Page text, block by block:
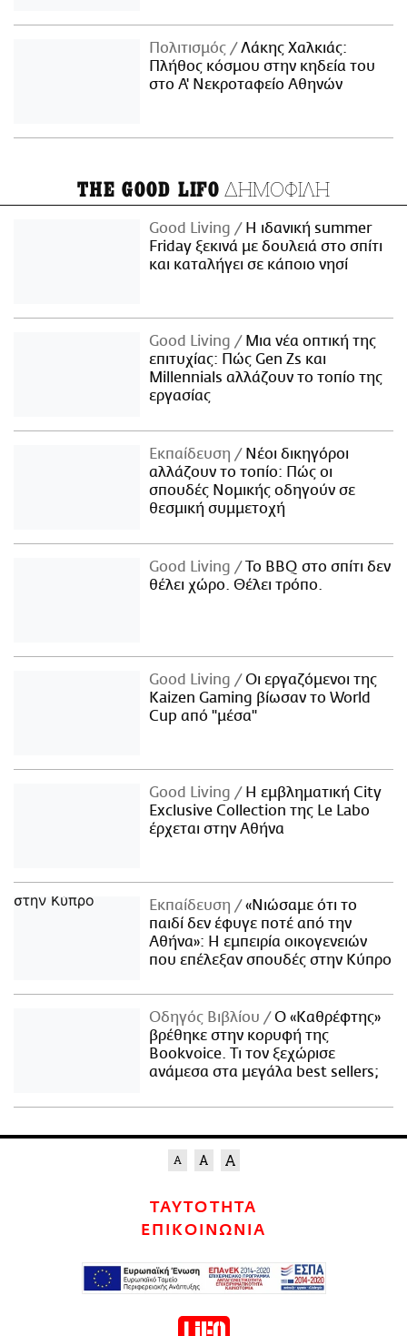
Πολιτισμός
Λάκης Χαλκιάς:
Πλήθος κόσμου στην κηδεία του
στο Α' Νεκροταφείο Αθηνών
THE GOOD LIFO ΔΗΜΟΦΙΛΗ
Good Living
Η ιδανική summer
Friday ξεκινά με δουλειά στο σπίτι
και καταλήγει σε κάποιο νησί
Good Living
Μια νέα οπτική της
επιτυχίας: Πώς Gen Zs και
Millennials αλλάζουν το τοπίο της
εργασίας
Εκπαίδευση
Νέοι δικηγόροι
αλλάζουν το τοπίο: Πώς οι
σπουδές Νομικής οδηγούν σε
θεσμική συμμετοχή
Good Living
Το BBQ στο σπίτι δεν
θέλει χώρο. Θέλει τρόπο.
Good Living
Οι εργαζόμενοι της
Kaizen Gaming βίωσαν το World
Cup από "μέσα"
Good Living
Η εμβληματική City
Exclusive Collection της Le Labo
έρχεται στην Αθήνα
Εκπαίδευση
«Νιώσαμε ότι το
παιδί δεν έφυγε ποτέ από την
Αθήνα»: Η εμπειρία οικογενειών
που επέλεξαν σπουδές στην Κύπρο
Οδηγός Βιβλίου
Ο «Καθρέφτης»
βρέθηκε στην κορυφή της
Bookvoice. Τι τον ξεχώρισε
ανάμεσα στα μεγάλα best sellers;
ΤΑΥΤΟΤΗΤΑ
ΕΠΙΚΟΙΝΩΝΙΑ